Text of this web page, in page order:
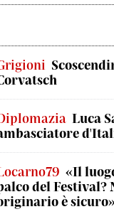
Luca
«Il
del Festival?
è